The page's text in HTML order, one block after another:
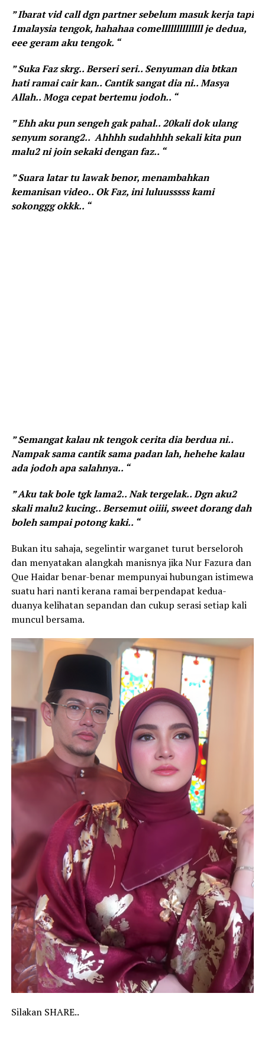
” Ibarat vid call dgn partner sebelum masuk kerja tapi
1malaysia tengok, hahahaa comellllllllllllll je dedua,
eee geram aku tengok. “
” Suka Faz skrg.. Berseri seri.. Senyuman dia btkan
hati ramai cair kan.. Cantik sangat dia ni.. Masya
Allah.. Moga cepat bertemu jodoh.. “
” Ehh aku pun sengeh gak pahal.. 20kali dok ulang
senyum sorang2.. Ahhhh sudahhhh sekali kita pun
malu2 ni join sekaki dengan faz.. “
” Suara latar tu lawak benor, menambahkan
kemanisan video.. Ok Faz, ini luluusssss kami
sokonggg okkk.. “
” Semangat kalau nk tengok cerita dia berdua ni..
Nampak sama cantik sama padan lah, hehehe kalau
ada jodoh apa salahnya.. “
” Aku tak bole tgk lama2.. Nak tergelak.. Dgn aku2
skali malu2 kucing.. Bersemut oiiii, sweet dorang dah
boleh sampai potong kaki.. “
Bukan itu sahaja, segelintir warganet turut berseloroh
dan menyatakan alangkah manisnya jikaNur Fazuradan
Que Haidarbenar-benar mempunyai hubungan istimewa
suatu hari nanti kerana ramai berpendapat kedua-
duanya kelihatan sepandan dan cukup serasi setiap kali
muncul bersama.
Silakan SHARE..